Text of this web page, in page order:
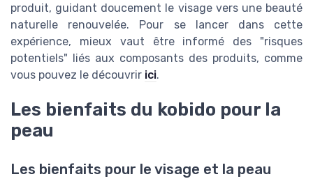
produit, guidant doucement le visage vers une beauté
naturelle renouvelée. Pour se lancer dans cette
expérience, mieux vaut être informé des "risques
potentiels" liés aux composants des produits, comme
vous pouvez le découvrir ici.
Les bienfaits du kobido pour la
peau
Les bienfaits pour le visage et la peau